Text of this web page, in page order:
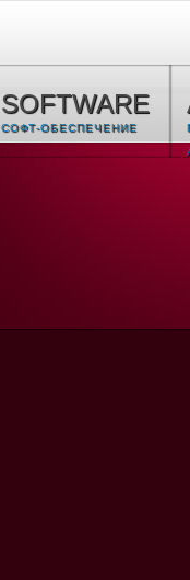
SOFTWARE
СОФТ-ОБЕСПЕЧЕНИЕ